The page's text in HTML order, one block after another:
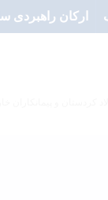
ارکان راهبردی